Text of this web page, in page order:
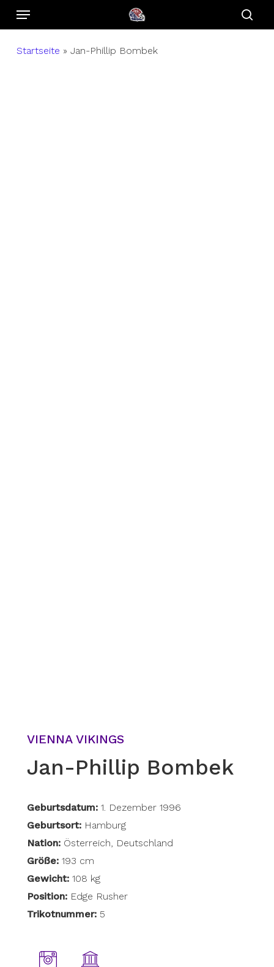
SkipMenu
Startseite » Jan-Phillip Bombek
VIENNA VIKINGS
Jan-Phillip Bombek
Geburtsdatum:1. Dezember 1996
Geburtsort: Hamburg
Nation: Österreich, Deutschland
Größe:193 cm
Gewicht:108 kg
Position:Edge Rusher
Trikotnummer: 5